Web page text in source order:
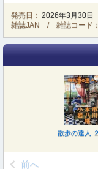
発売日： 2026年3月30日
雑誌JAN / 雑誌コード：
前へ